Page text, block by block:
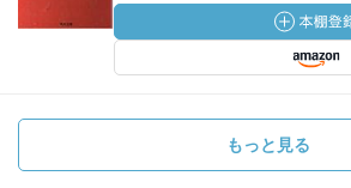
もっと見る